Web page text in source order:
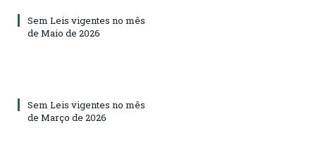
Sem Leis vigentes no mês
de Maio de 2026
Sem Leis vigentes no mês
de Março de 2026